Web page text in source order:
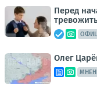
Перед
Олег